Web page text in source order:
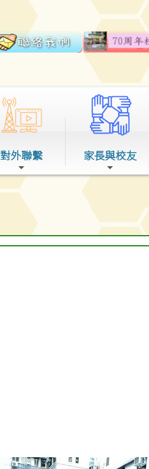
對外聯繫 家長與校友